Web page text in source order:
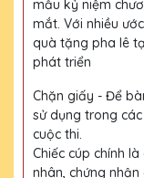
mẫu kỷ niệm
mắt. Với nhiều
quà tặng pha lê
phát triển
Chặn giấy - Để
sử dụng trong
cuộc thi.
Chiếc cúp chính
nhân, chứng